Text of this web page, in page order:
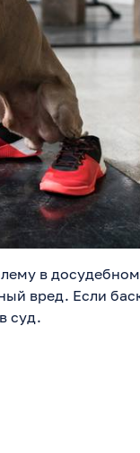
в
вред. Если
суд.